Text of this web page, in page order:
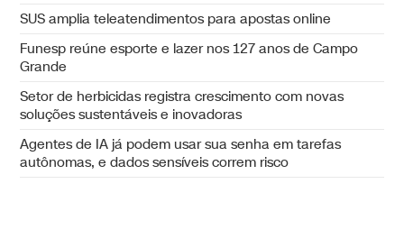
SUS amplia teleatendimentos para apostas online
Funesp reúne esporte e lazer nos 127 anos de Campo
Grande
Setor de herbicidas registra crescimento com novas
soluções sustentáveis e inovadoras
Agentes de IA já podem usar sua senha em tarefas
autônomas, e dados sensíveis correm risco